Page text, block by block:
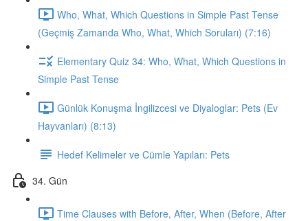
Who, What, Which Questions in Simple Past Tense
(Geçmiş Zamanda Who, What, Which Soruları) (7:16)
Elementary Quiz 34: Who, What, Which Questions in
Simple Past Tense
Günlük Konuşma İngilizcesi ve Diyaloglar: Pets (Ev
Hayvanları) (8:13)
Hedef Kelimeler ve Cümle Yapıları: Pets
34. Gün
Time Clauses with Before, After, When (Before, After